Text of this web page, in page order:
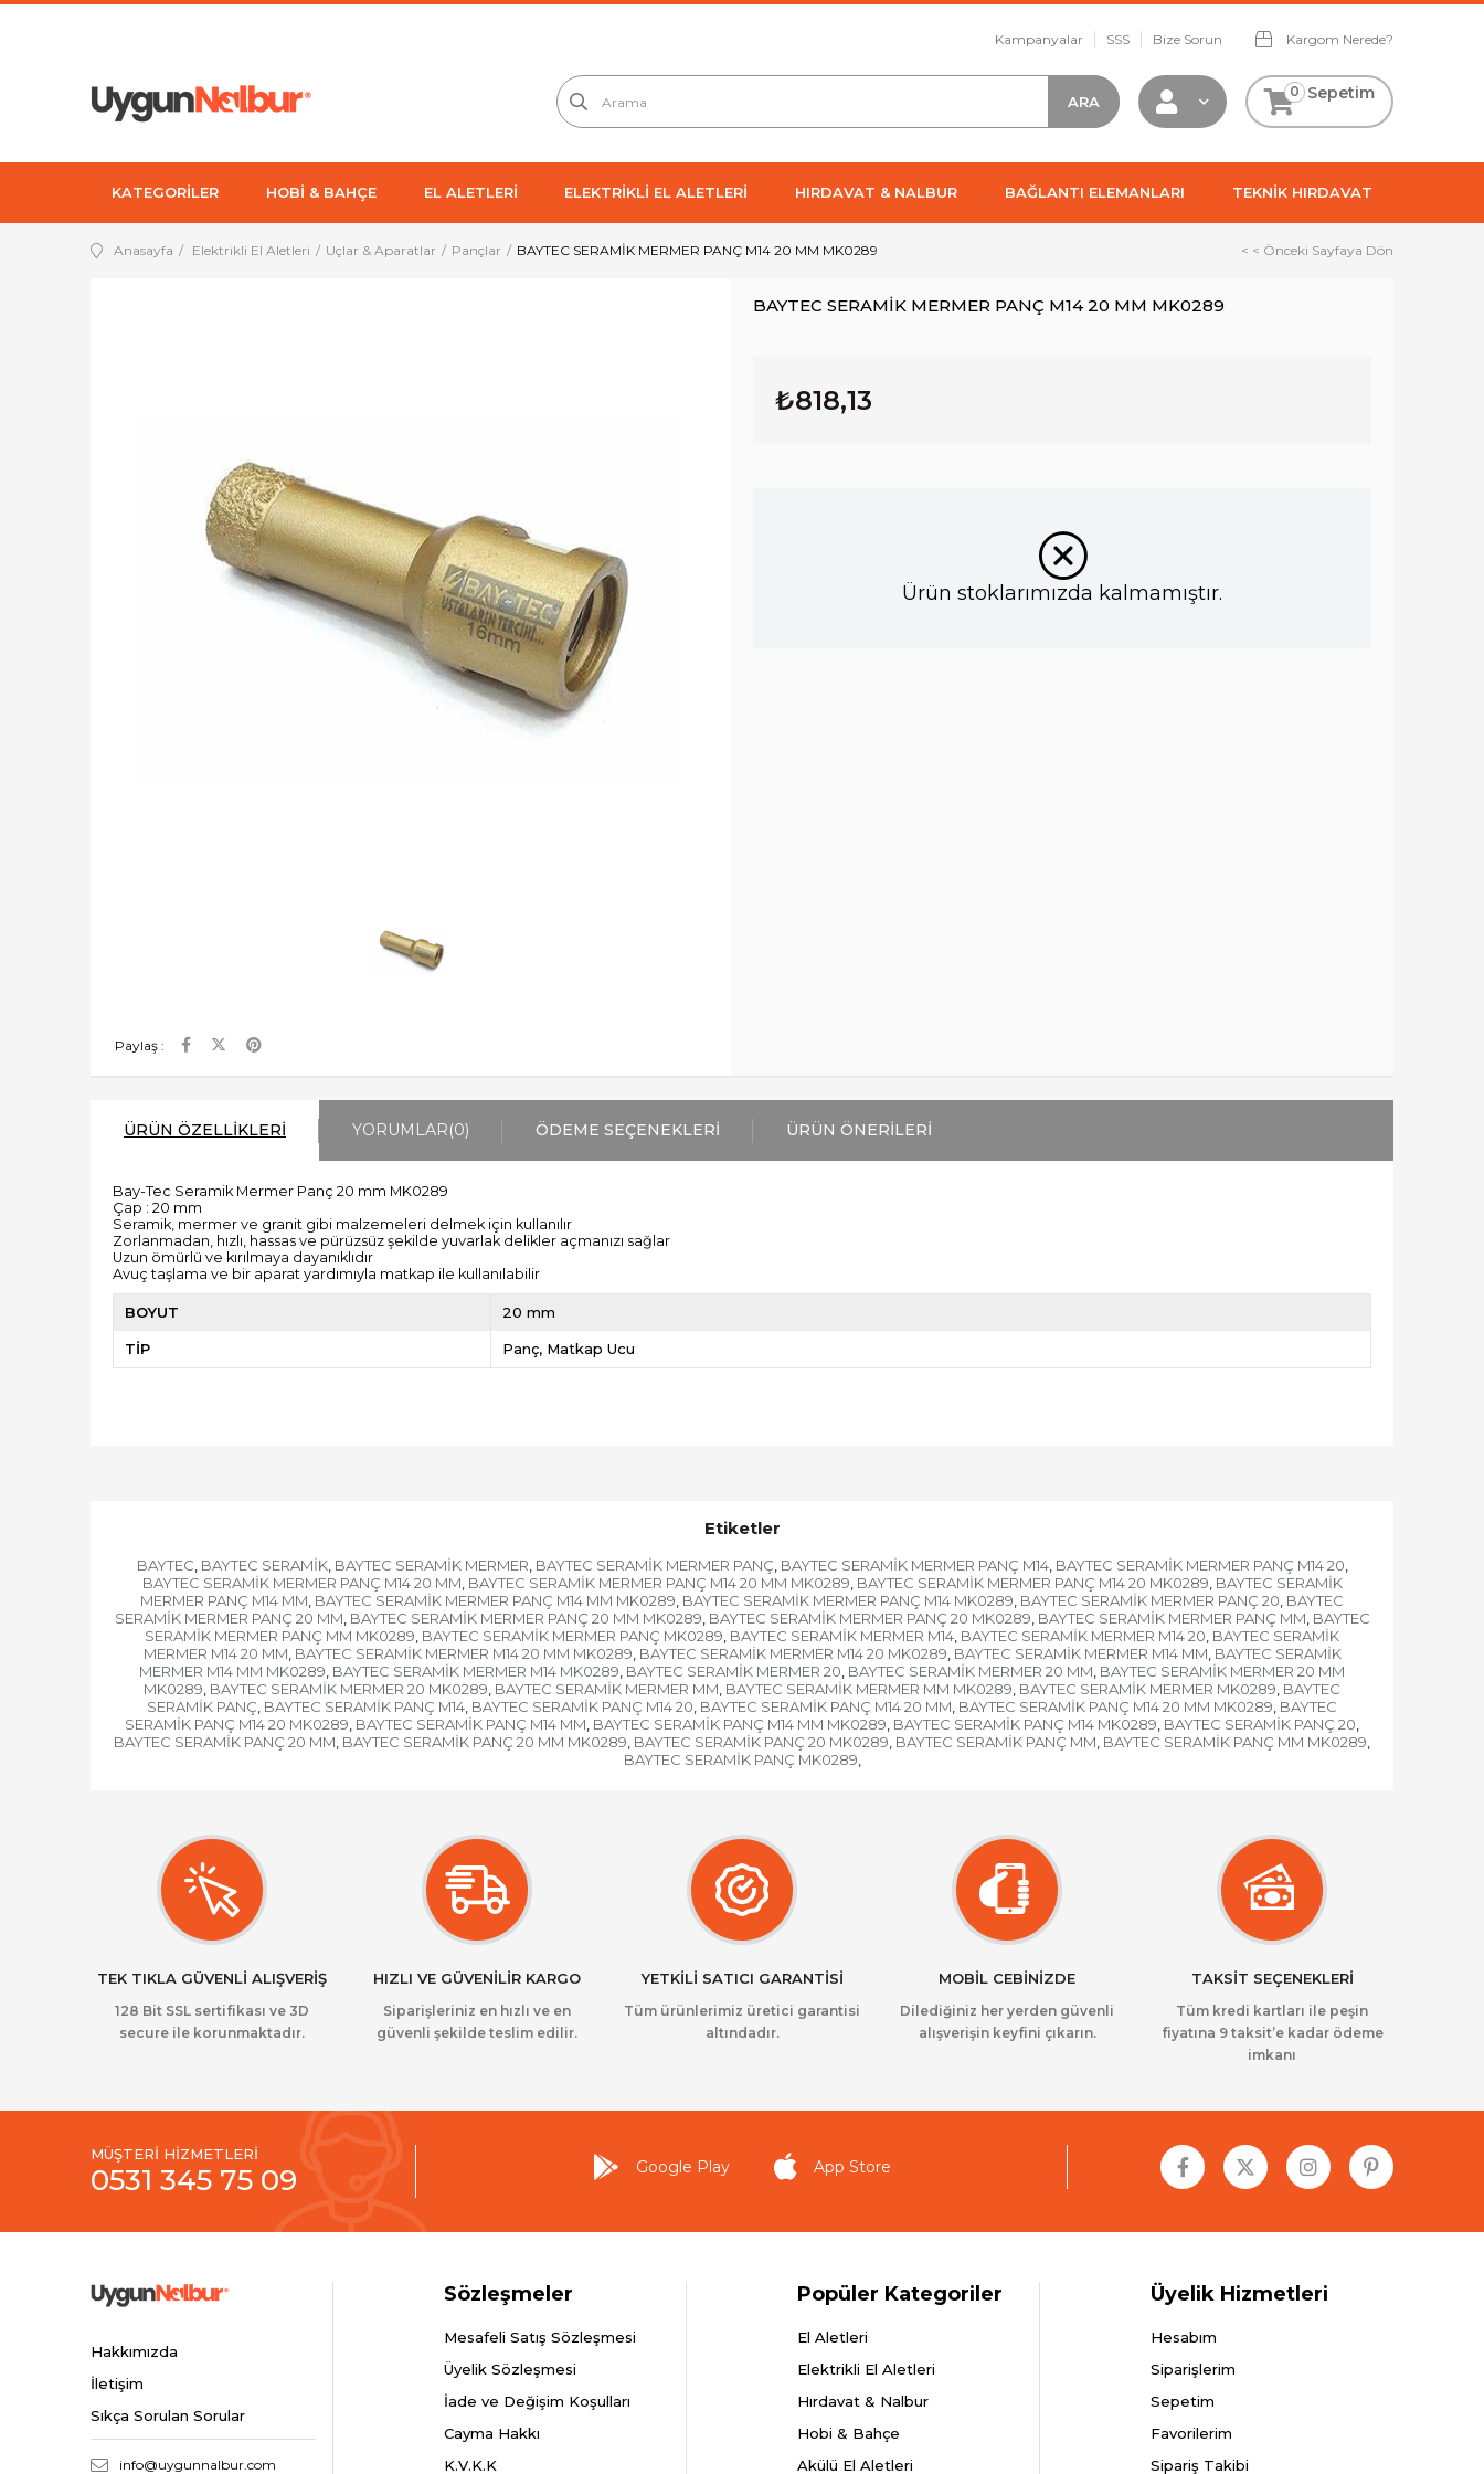
Kampanyalar SSS Bize Sorun Kargom Nerede?
Sepetim
0
KATEGORİLER HOBİ & BAHÇE EL ALETLERİ ELEKTRİKLİ EL ALETLERİ HIRDAVAT & NALBUR BAĞLANTI ELEMANLARI TEKNİK HIRDAVAT
Anasayfa Elektrikli El Aletleri Uçlar & Aparatlar Pançlar BAYTEC SERAMİK MERMER PANÇ M14 20 MM MK0289 < < Önceki Sayfaya Dön
Paylaş :
BAYTEC SERAMİK MERMER PANÇ M14 20 MM MK0289
₺818,13
Ürün stoklarımızda kalmamıştır.
ÜRÜN ÖZELLIKLERI YORUMLAR(0) ÖDEME SEÇENEKLERI ÜRÜN ÖNERILERI
Bay-Tec Seramik Mermer Panç 20 mm MK0289
Çap : 20 mm
Seramik, mermer ve granit gibi malzemeleri delmek için kullanılır
Zorlanmadan, hızlı, hassas ve pürüzsüz şekilde yuvarlak delikler açmanızı sağlar
Uzun ömürlü ve kırılmaya dayanıklıdır
Avuç taşlama ve bir aparat yardımıyla matkap ile kullanılabilir
BOYUT 20 mm
TİP Panç Matkap Ucu
Etiketler
BAYTEC, BAYTEC SERAMİK, BAYTEC SERAMİK MERMER, BAYTEC SERAMİK MERMER PANÇ, BAYTEC SERAMİK MERMER PANÇ M14, BAYTEC SERAMİK MERMER PANÇ M14 20,
BAYTEC SERAMİK MERMER PANÇ M14 20 MM, BAYTEC SERAMİK MERMER PANÇ M14 20 MM MK0289, BAYTEC SERAMİK MERMER PANÇ M14 20 MK0289, BAYTEC SERAMİK
MERMER PANÇ M14 MM, BAYTEC SERAMİK MERMER PANÇ M14 MM MK0289, BAYTEC SERAMİK MERMER PANÇ M14 MK0289, BAYTEC SERAMİK MERMER PANÇ 20, BAYTEC
SERAMİK MERMER PANÇ 20 MM, BAYTEC SERAMİK MERMER PANÇ 20 MM MK0289, BAYTEC SERAMİK MERMER PANÇ 20 MK0289, BAYTEC SERAMİK MERMER PANÇ MM, BAYTEC
SERAMİK MERMER PANÇ MM MK0289, BAYTEC SERAMİK MERMER PANÇ MK0289, BAYTEC SERAMİK MERMER M14, BAYTEC SERAMİK MERMER M14 20, BAYTEC SERAMİK
MERMER M14 20 MM, BAYTEC SERAMİK MERMER M14 20 MM MK0289, BAYTEC SERAMİK MERMER M14 20 MK0289, BAYTEC SERAMİK MERMER M14 MM, BAYTEC SERAMİK
MERMER M14 MM MK0289, BAYTEC SERAMİK MERMER M14 MK0289, BAYTEC SERAMİK MERMER 20, BAYTEC SERAMİK MERMER 20 MM, BAYTEC SERAMİK MERMER 20 MM
MK0289, BAYTEC SERAMİK MERMER 20 MK0289, BAYTEC SERAMİK MERMER MM, BAYTEC SERAMİK MERMER MM MK0289, BAYTEC SERAMİK MERMER MK0289, BAYTEC
SERAMİK PANÇ, BAYTEC SERAMİK PANÇ M14, BAYTEC SERAMİK PANÇ M14 20, BAYTEC SERAMİK PANÇ M14 20 MM, BAYTEC SERAMİK PANÇ M14 20 MM MK0289, BAYTEC
SERAMİK PANÇ M14 20 MK0289, BAYTEC SERAMİK PANÇ M14 MM, BAYTEC SERAMİK PANÇ M14 MM MK0289, BAYTEC SERAMİK PANÇ M14 MK0289, BAYTEC SERAMİK PANÇ 20,
BAYTEC SERAMİK PANÇ 20 MM, BAYTEC SERAMİK PANÇ 20 MM MK0289, BAYTEC SERAMİK PANÇ 20 MK0289, BAYTEC SERAMİK PANÇ MM, BAYTEC SERAMİK PANÇ MM MK0289,
BAYTEC SERAMİK PANÇ MK0289,
TEK TIKLA GÜVENLİ ALIŞVERİŞ
128 Bit SSL sertifikası ve 3D
secure ile korunmaktadır.
HIZLI VE GÜVENİLİR KARGO
Siparişleriniz en hızlı ve en
güvenli şekilde teslim edilir.
YETKİLİ SATICI GARANTİSİ
Tüm ürünlerimiz üretici garantisi
altındadır.
MOBİL CEBİNİZDE
Dilediğiniz her yerden güvenli
alışverişin keyfini çıkarın.
TAKSİT SEÇENEKLERİ
Tüm kredi kartları ile peşin
fiyatına 9 taksit’e kadar ödeme
imkanı
MÜŞTERİ HİZMETLERİ
0531 345 75 09 Google Play App Store
Hakkımızda
İletişim
Sıkça Sorulan Sorular
info@uygunnalbur.com
Sözleşmeler
Mesafeli Satış Sözleşmesi
Üyelik Sözleşmesi
İade ve Değişim Koşulları
Cayma Hakkı
K.V.K.K
Popüler Kategoriler
El Aletleri
Elektrikli El Aletleri
Hırdavat & Nalbur
Hobi & Bahçe
Akülü El Aletleri
Üyelik Hizmetleri
Hesabım
Siparişlerim
Sepetim
Favorilerim
Sipariş Takibi